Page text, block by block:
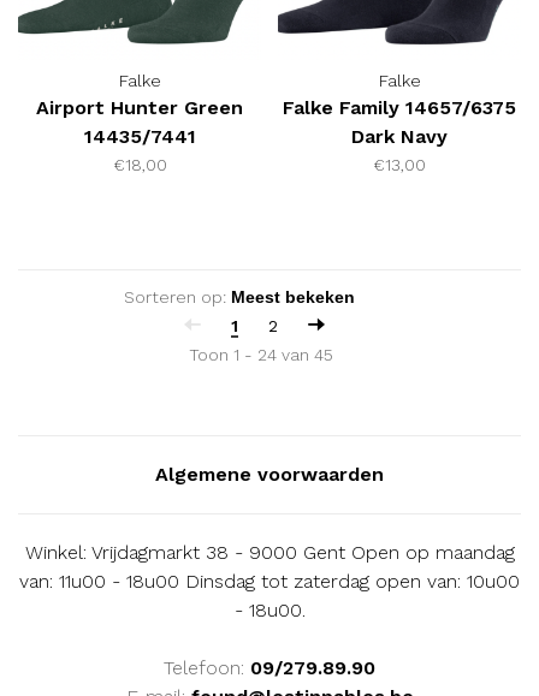
Falke
Airport Hunter Green
14435/7441
€18,00
Falke
Falke Family 14657/6375
Dark Navy
€13,00
Sorteren op:
1
2
Toon 1 - 24 van 45
Algemene voorwaarden
Winkel: Vrijdagmarkt 38 - 9000 Gent Open op maandag
van: 11u00 - 18u00 Dinsdag tot zaterdag open van: 10u00
- 18u00.
Telefoon: 09/279.89.90